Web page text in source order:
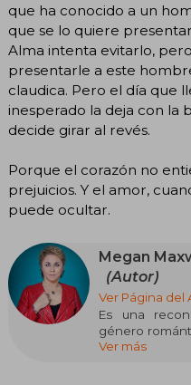
que ha conocido a un
que se lo quiere
Alma intenta evitarlo,
presentarle a este
claudica. Pero el día que
inesperado la deja con la
decide girar al revés.
Porque el corazón no
prejuicios. Y el amor,
puede ocultar.
Megan
(Autor)
Ver Página del
Es una
género
Ver más